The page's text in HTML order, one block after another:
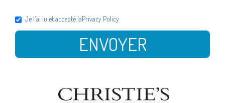
Je l'ai lu et accepté laPrivacy Policy
ENVOYER